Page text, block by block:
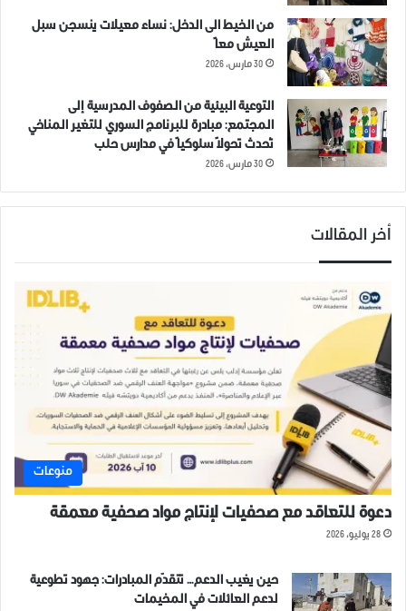
فريق إدلب بلس يتمنى لكم
عيداً أمناً وسعيداً.
12 مايو، 2021
من الخيط الى الدخل: نساء معيلات ينسجن سبل
العيش معاً
30 مارس، 2026
التوعية البيئية من الصفوف المدرسية إلى
المجتمع: مبادرة للبرنامج السوري للتغير المناخي
تُحدث تحولاً سلوكياً في مدارس حلب
30 مارس، 2026
أخر المقالات
منوعات
دعوة للتعاقد مع صحفيات لإنتاج مواد صحفية معمقة
28 يوليو، 2026
حين يغيب الدعم… تتقدّم المبادرات: جهود تطوعية
لدعم العائلات في المخيمات